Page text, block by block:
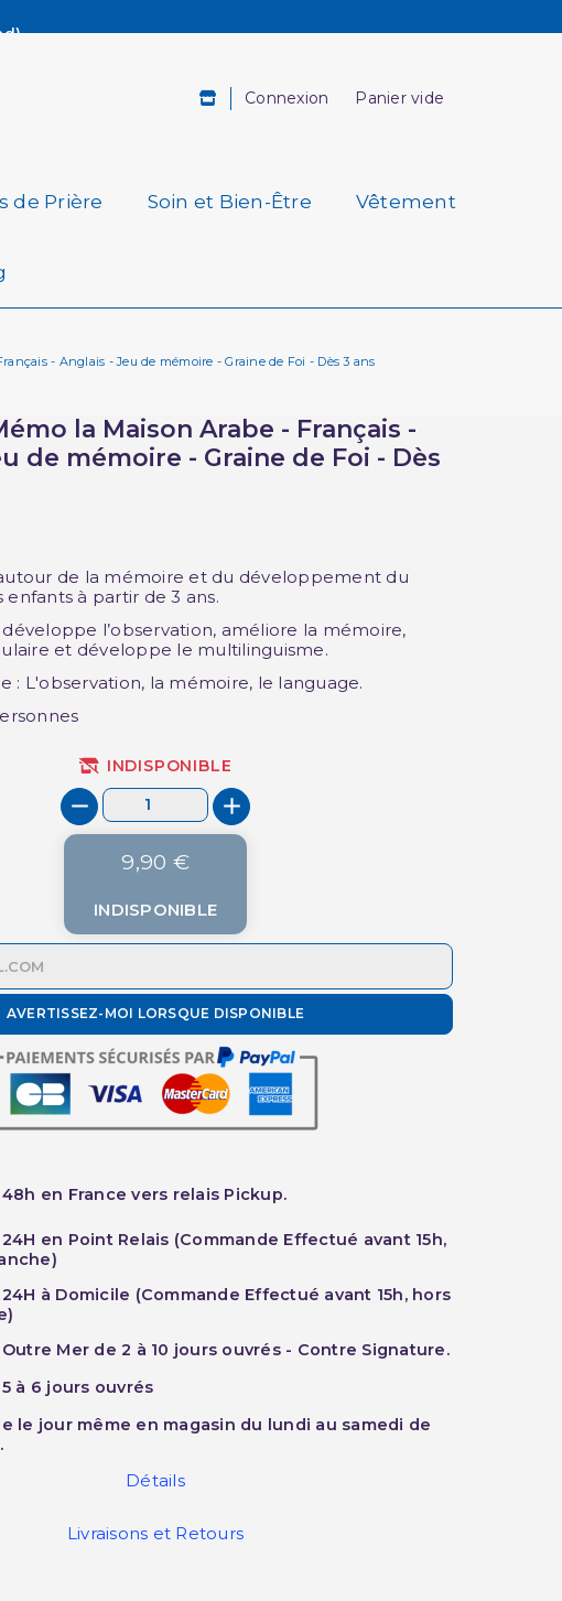
Connexion Panier vide
de Prière Soin et Bien-Être Vêtement
- Anglais - Jeu de mémoire - Graine de Foi - Dès 3 ans
la Maison Arabe - Français -
de mémoire - Graine de Foi - Dès
de la mémoire et du développement du
à partir de 3 ans.
l’observation, améliore la mémoire,
et développe le multilinguisme.
: L'observation, la mémoire, le language.
INDISPONIBLE
9,90 €
INDISPONIBLE
AVERTISSEZ-MOI LORSQUE DISPONIBLE
en France vers relais Pickup.
en Point Relais (Commande Effectué avant 15h,
à Domicile (Commande Effectué avant 15h, hors
Mer de 2 à 10 jours ouvrés - Contre Signature.
à 6 jours ouvrés
le jour même en magasin du lundi au samedi de
Détails
Livraisons et Retours